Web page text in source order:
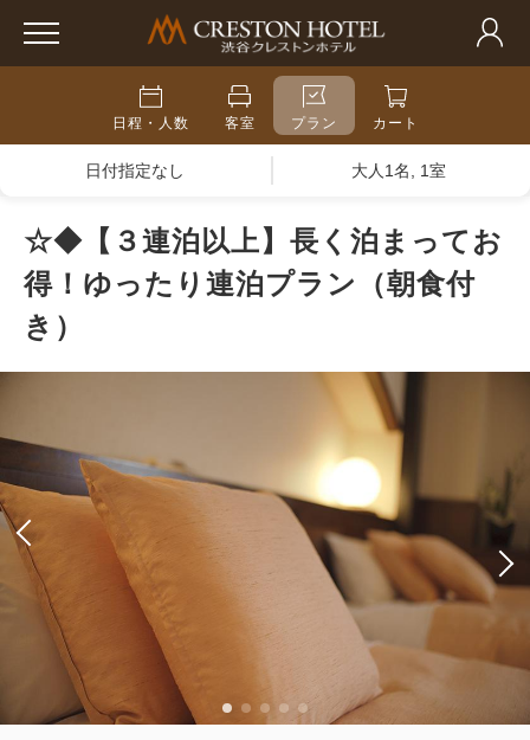
日程・人数 客室 プラン カート
日付指定なし 大人1名, 1室
☆◆【３連泊以上】長く泊まってお
得！ゆったり連泊プラン（朝食付
き）